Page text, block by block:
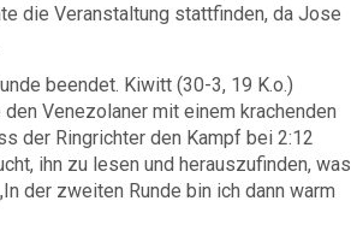
die Veranstaltung stattfinden, da Jose
beendet. Kiwitt (30-3, 19 K.o.)
Venezolaner mit einem krachenden
der Ringrichter den Kampf bei 2:12
ihn zu lesen und herauszufinden, was
der zweiten Runde bin ich dann warm